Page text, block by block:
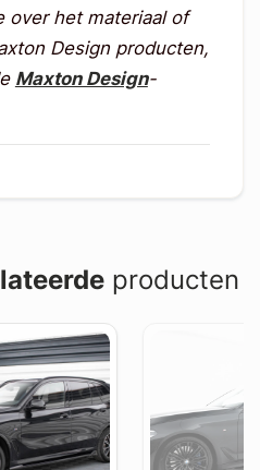
over het materiaal of
Design producten,
Maxton Design-
producten